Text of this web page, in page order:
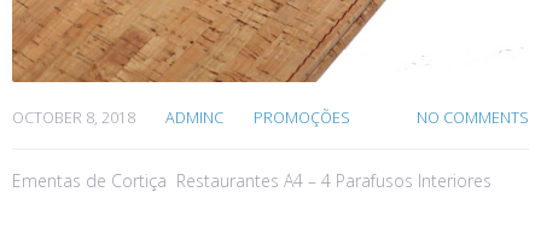
OCTOBER 8, 2018 ADMINC PROMOÇÕES NO COMMENTS
Ementas de Cortiça Restaurantes A4 – 4 Parafusos Interiores